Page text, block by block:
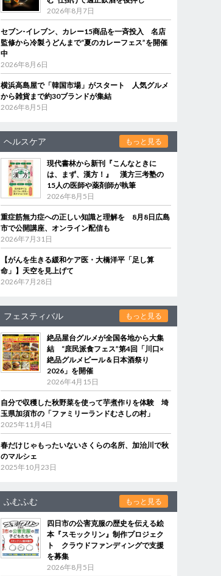
2026年8月7日
セブン‐イレブン、カレー15商品を一斉投入 名店
監修から冷製うどんまで“夏のカレーフェス”を開催
中
2026年8月6日
横浜高島屋で「韓国市場」がスタート 人気グルメ
から雑貨まで約30ブランドが集結
2026年8月5日
ヘルスケア もっと見る
現代書林から新刊『こんなときに
は、まず、漢方！』 漢方三考塾の
15人の医師や薬剤師が執筆
2026年8月5日
重症筋無力症への正しい知識と理解を 8月8日広島
市で公開講座、オンライン配信も
2026年7月31日
【がんを生きる緩和ケア医・大橋洋平「足し算
命」】天空を見上げて
2026年7月28日
フェスティバル もっと見る
絶品屋台グルメが全国各地から大集
結 “庶民派食フェス”第4回「川口×
絶品グルメビール＆日本酒祭り
2026」を開催
2026年4月15日
自分で収穫した秋野菜を使って芋煮作りを体験 埼
玉県加須市の「ファミリーランドむさしの村」
2025年11月4日
春だけじゃもったいないさくらの名所、加治川で秋
のマルシェ
2025年10月23日
ふむふむ もっと見る
四日市の公害克服の歴史を伝える絵
本『スモックリン』制作プロジェク
ト クラウドファンディングで支援
を募集
2026年8月5日